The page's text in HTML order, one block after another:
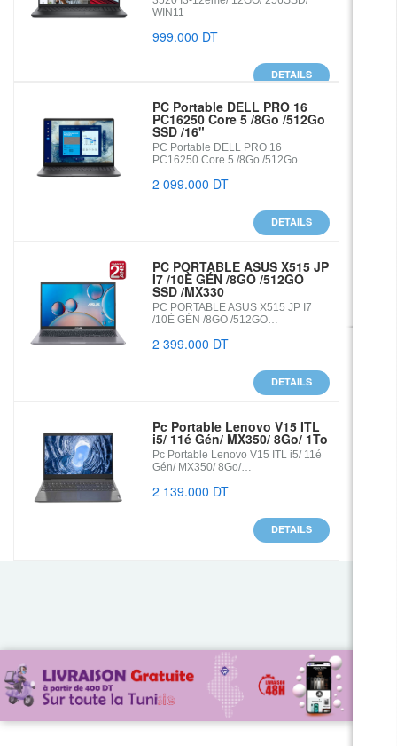
WIN11
999.000 DT
DETAILS
PC Portable DELL PRO 16
PC16250 Core 5 /8Go /512Go
SSD /16"
PC Portable DELL PRO 16
PC16250 Core 5 /8Go /512Go…
2 099.000 DT
DETAILS
PC PORTABLE ASUS X515 JP
I7 /10È GÉN /8GO /512GO
SSD /MX330
PC PORTABLE ASUS X515 JP I7
/10È GÉN /8GO /512GO…
2 399.000 DT
DETAILS
Pc Portable Lenovo V15 ITL
i5/ 11é Gén/ MX350/ 8Go/ 1To
Pc Portable Lenovo V15 ITL i5/ 11é
Gén/ MX350/ 8Go/…
2 139.000 DT
DETAILS